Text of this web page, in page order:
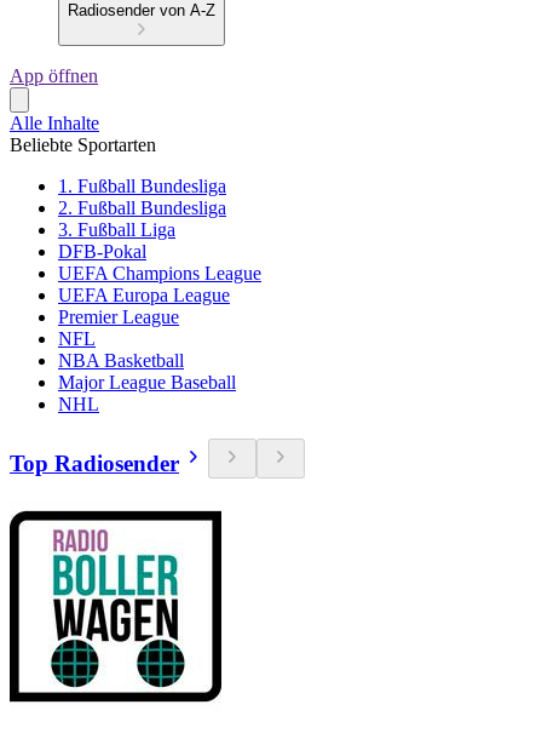
Radiosender von A-Z
App öffnen
Alle Inhalte
Beliebte Sportarten
1. Fußball Bundesliga
2. Fußball Bundesliga
3. Fußball Liga
DFB-Pokal
UEFA Champions League
UEFA Europa League
Premier League
NFL
NBA Basketball
Major League Baseball
NHL
Top Radiosender